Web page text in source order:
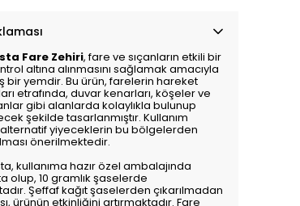
Fare Zehiri, fare ve sıçanların etkili bir
altına alınmasını sağlamak amacıyla
bir yemdir. Bu ürün, farelerin hareket
etrafında, duvar kenarları, köşeler ve
gibi alanlarda kolaylıkla bulunup
şekilde tasarlanmıştır. Kullanım
alternatif yiyeceklerin bu bölgelerden
önerilmektedir.
kullanıma hazır özel ambalajında
olup, 10 gramlık şaselerde
Şeffaf kağıt şaselerden çıkarılmadan
ürünün etkinliğini artırmaktadır. Fare